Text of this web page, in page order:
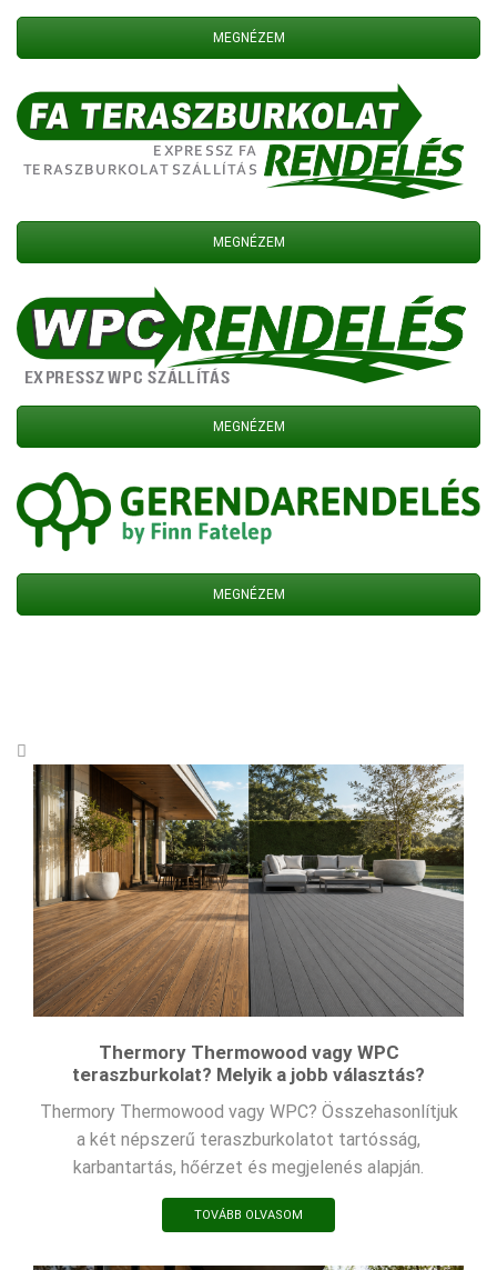
MEGNÉZEM
MEGNÉZEM
MEGNÉZEM
MEGNÉZEM
Thermory Thermowood vagy WPC
teraszburkolat? Melyik a jobb választás?
Thermory Thermowood vagy WPC? Összehasonlítjuk
a két népszerű teraszburkolatot tartósság,
karbantartás, hőérzet és megjelenés alapján.
TOVÁBB OLVASOM